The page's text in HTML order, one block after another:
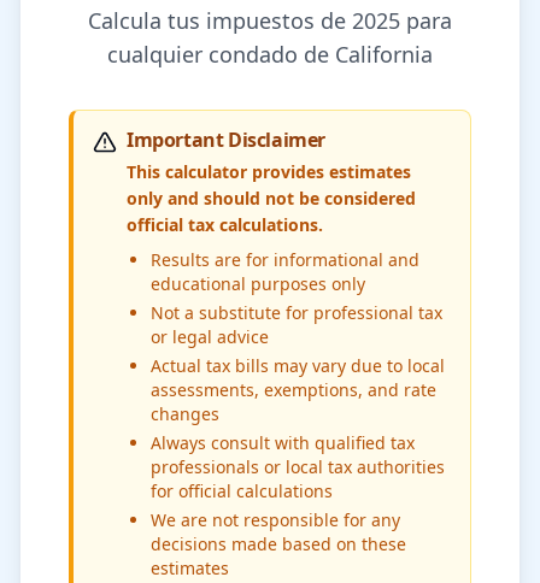
Calcula tus impuestos de 2025 para
cualquier condado de California
Important Disclaimer
This calculator provides estimates
only and should not be considered
official tax calculations.
Results are for informational and
educational purposes only
Not a substitute for professional tax
or legal advice
Actual tax bills may vary due to local
assessments, exemptions, and rate
changes
Always consult with qualified tax
professionals or local tax authorities
for official calculations
We are not responsible for any
decisions made based on these
estimates